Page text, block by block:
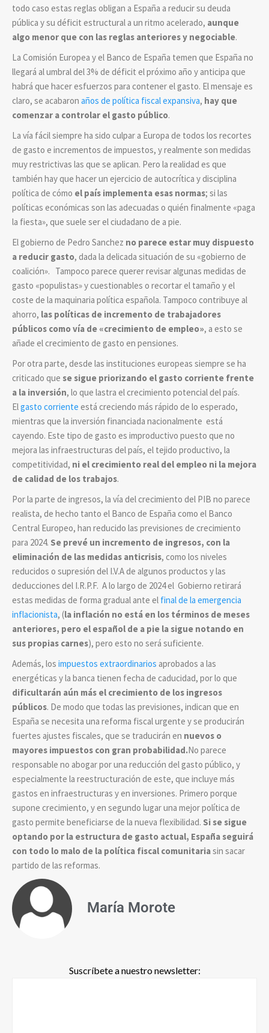
todo caso estas reglas obligan a España a reducir su deuda
pública y su déficit estructural a un ritmo acelerado, aunque
algo menor que con las reglas anteriores y negociable.
La Comisión Europea y el Banco de España temen que España no
llegará al umbral del 3% de déficit el próximo año y anticipa que
habrá que hacer esfuerzos para contener el gasto. El mensaje es
claro, se acabaron años de política fiscal expansiva, hay que
comenzar a controlar el gasto público.
La vía fácil siempre ha sido culpar a Europa de todos los recortes
de gasto e incrementos de impuestos, y realmente son medidas
muy restrictivas las que se aplican. Pero la realidad es que
también hay que hacer un ejercicio de autocrítica y disciplina
política de cómo el país implementa esas normas; si las
políticas económicas son las adecuadas o quién finalmente «paga
la fiesta», que suele ser el ciudadano de a pie.
El gobierno de Pedro Sanchez no parece estar muy dispuesto
a reducir gasto, dada la delicada situación de su «gobierno de
coalición». Tampoco parece querer revisar algunas medidas de
gasto «populistas» y cuestionables o recortar el tamaño y el
coste de la maquinaria política española. Tampoco contribuye al
ahorro, las políticas de incremento de trabajadores
públicos como vía de «crecimiento de empleo», a esto se
añade el crecimiento de gasto en pensiones.
Por otra parte, desde las instituciones europeas siempre se ha
criticado que se sigue priorizando el gasto corriente frente
a la inversión, lo que lastra el crecimiento potencial del país.
Elgasto corriente está creciendo más rápido de lo esperado,
mientras que la inversión financiada nacionalmente está
cayendo. Este tipo de gasto es improductivo puesto que no
mejora las infraestructuras del país, el tejido productivo, la
competitividad, ni el crecimiento real del empleo ni la mejora
de calidad de los trabajos.
Por la parte de ingresos, la vía del crecimiento del PIB no parece
realista, de hecho tanto el Banco de España como el Banco
Central Europeo, han reducido las previsiones de crecimiento
para 2024. Se prevé un incremento de ingresos, con la
eliminación de las medidas anticrisis, como los niveles
reducidos o supresión del I.V.A de algunos productos y las
deducciones del I.R.P.F. A lo largo de 2024 el Gobierno retirará
estas medidas de forma gradual ante el final de la emergencia
inflacionista, (la inflación no está en los términos de meses
anteriores, pero el español de a pie la sigue notando en
sus propias carnes), pero esto no será suficiente.
Además, los impuestos extraordinarios aprobados a las
energéticas y la banca tienen fecha de caducidad, por lo que
dificultarán aún más el crecimiento de los ingresos
públicos. De modo que todas las previsiones, indican que en
España se necesita una reforma fiscal urgente y se producirán
fuertes ajustes fiscales, que se traducirán en nuevos o
mayores impuestos con gran probabilidad.No parece
responsable no abogar por una reducción del gasto público, y
especialmente la reestructuración de este, que incluye más
gastos en infraestructuras y en inversiones. Primero porque
supone crecimiento, y en segundo lugar una mejor política de
gasto permite beneficiarse de la nueva flexibilidad. Si se sigue
optando por la estructura de gasto actual, España seguirá
con todo lo malo de la política fiscal comunitariasin sacar
partido de las reformas.
María Morote
Suscríbete a nuestro newsletter: